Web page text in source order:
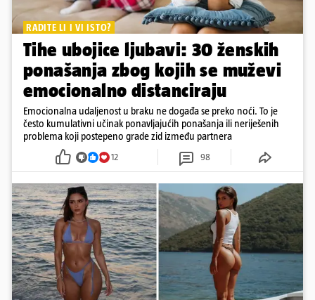
RADITE LI I VI ISTO?
Tihe ubojice ljubavi: 30 ženskih
ponašanja zbog kojih se muževi
emocionalno distanciraju
Emocionalna udaljenost u braku ne događa se preko noći. To je
često kumulativni učinak ponavljajućih ponašanja ili neriješenih
problema koji postepeno grade zid između partnera
12 98